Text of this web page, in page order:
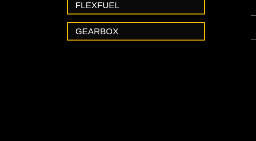
FLEXFUEL
GEARBOX